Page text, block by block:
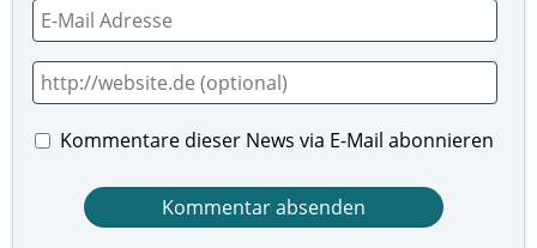
Kommentare dieser News via E-Mail abonnieren